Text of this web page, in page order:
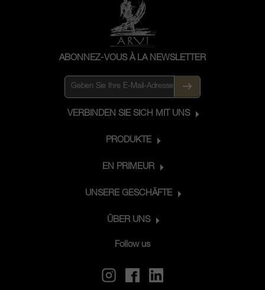
ABONNEZ-VOUS À LA NEWSLETTER
VERBINDEN SIE SICH MIT UNS
PRODUKTE
EN PRIMEUR
UNSERE GESCHÄFTE
ÜBER UNS
Follow us